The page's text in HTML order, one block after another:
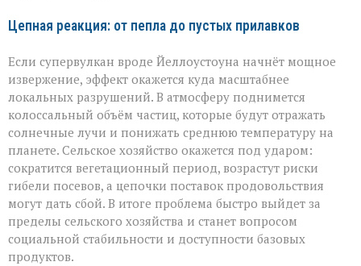
Цепная реакция: от пепла до пустых прилавков
Если супервулкан вроде Йеллоустоуна начнёт мощное
извержение, эффект окажется куда масштабнее
локальных разрушений. В атмосферу поднимется
колоссальный объём частиц, которые будут отражать
солнечные лучи и понижать среднюю температуру на
планете. Сельское хозяйство окажется под ударом:
сократится вегетационный период, возрастут риски
гибели посевов, а цепочки поставок продовольствия
могут дать сбой. В итоге проблема быстро выйдет за
пределы сельского хозяйства и станет вопросом
социальной стабильности и доступности базовых
продуктов.